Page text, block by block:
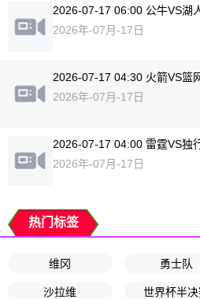
2026-07-17 06:00 公牛VS湖
2026年-07月-17日
2026-07-17 04:30 火箭VS篮
2026年-07月-17日
2026-07-17 04:00 雷霆VS独
2026年-07月-17日
热门标签
维冈 勇士队
沙拉维 世界杯半